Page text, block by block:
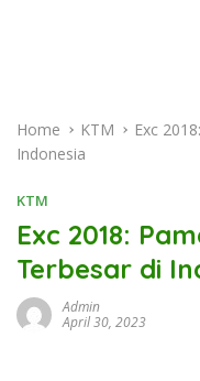
Home KTM
Exc
Indonesia
KTM
Exc 2018:
Terbesar di
Admin
April 30, 2023